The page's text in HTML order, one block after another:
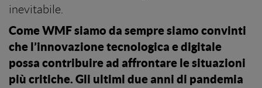
inevitabile.
Come WMF siamo da sempre siamo convinti
che l’innovazione tecnologica e digitale
possa contribuire ad affrontare le situazioni
più critiche. Gli ultimi due anni di pandemia